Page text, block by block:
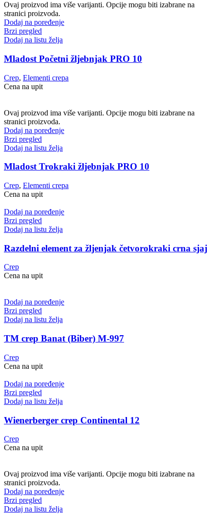
Ovaj proizvod ima više varijanti. Opcije mogu biti izabrane na
stranici proizvoda.
Dodaj na poređenje
Brzi pregled
Dodaj na listu želja
Mladost Početni žljebnjak PRO 10
Crep, Elementi crepa
Cena na upit
Ovaj proizvod ima više varijanti. Opcije mogu biti izabrane na
stranici proizvoda.
Dodaj na poređenje
Brzi pregled
Dodaj na listu želja
Mladost Trokraki žljebnjak PRO 10
Crep, Elementi crepa
Cena na upit
Dodaj na poređenje
Brzi pregled
Dodaj na listu želja
Razdelni element za žljenjak četvorokraki crna sjaj
Crep
Cena na upit
Dodaj na poređenje
Brzi pregled
Dodaj na listu želja
TM crep Banat (Biber) M-997
Crep
Cena na upit
Dodaj na poređenje
Brzi pregled
Dodaj na listu želja
Wienerberger crep Continental 12
Crep
Cena na upit
Ovaj proizvod ima više varijanti. Opcije mogu biti izabrane na
stranici proizvoda.
Dodaj na poređenje
Brzi pregled
Dodaj na listu želja